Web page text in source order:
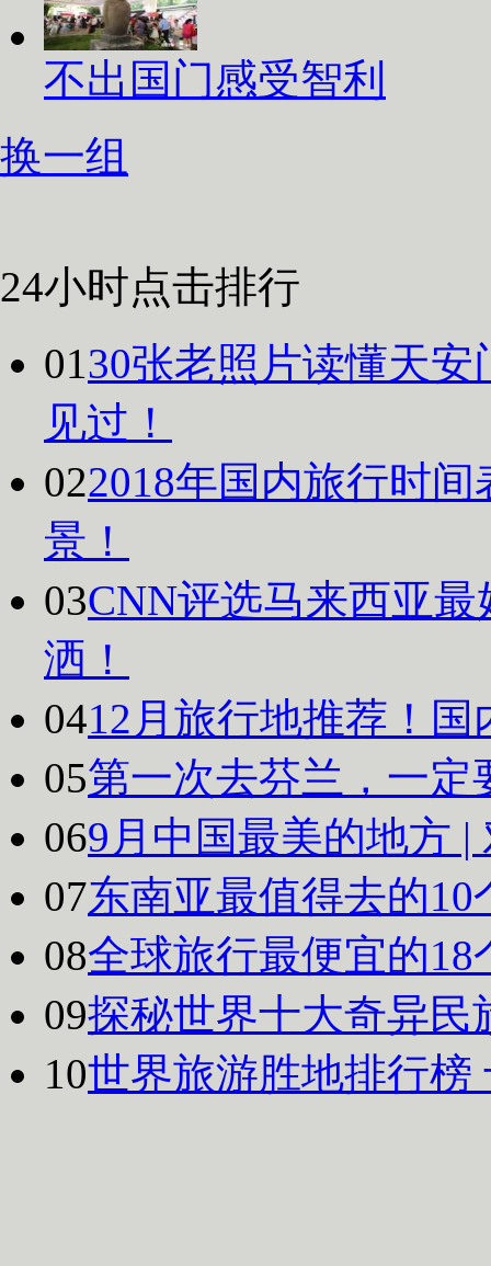
不出国门感受智利
换一组
24小时点击排行
0130张老照片读懂天
见过！
022018年国内旅行时
景！
03CNN评选马来西亚
洒！
0412月旅行地推荐！
05第一次去芬兰，一定
069月中国最美的地方
07东南亚最值得去的
08全球旅行最便宜的
09探秘世界十大奇异民
10世界旅游胜地排行榜